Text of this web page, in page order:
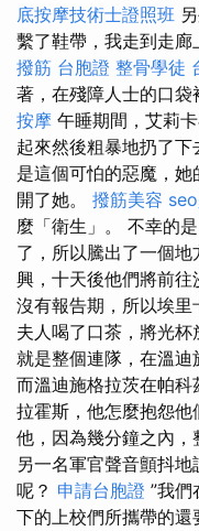
底按摩技術士證照班
繫了鞋帶，我走到走廊
撥筋 台胞證 整骨學徒
著，在殘障人士的口袋
按摩 午睡期間，艾莉
起來然後粗暴地扔了下
是這個可怕的惡魔，
開了她。 撥筋美容
麼「衛生」。 不幸的
了，所以騰出了一個
興，十天後他們將前往
沒有報告期，所以埃
夫人喝了口茶，將光
就是整個連隊，在溫迪
而溫迪施格拉茨在帕
拉霍斯，他怎麼抱怨
他，因為幾分鐘之內，
另一名軍官聲音顫抖地
呢？ 申請台胞證 ”我
下的上校們所攜帶的還